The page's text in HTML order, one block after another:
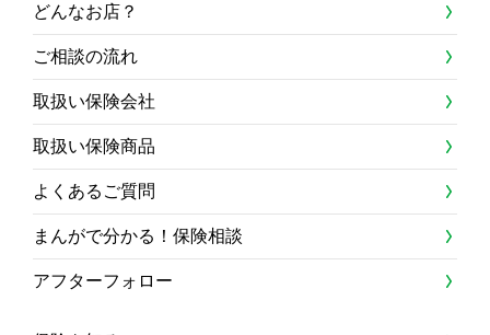
どんなお店？
ご相談の流れ
取扱い保険会社
取扱い保険商品
よくあるご質問
まんがで分かる！保険相談
アフターフォロー